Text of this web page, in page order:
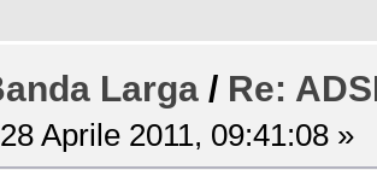
Larga / Re:
28 Aprile 2011, 09:41:08 »